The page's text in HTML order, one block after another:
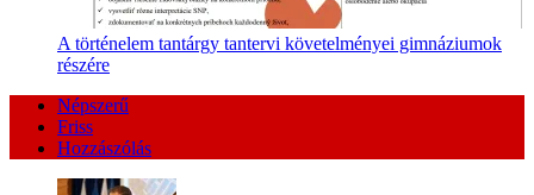
A történelem tantárgy tantervi követelményei gimnáziumok
részére
Népszerű
Friss
Hozzászólás